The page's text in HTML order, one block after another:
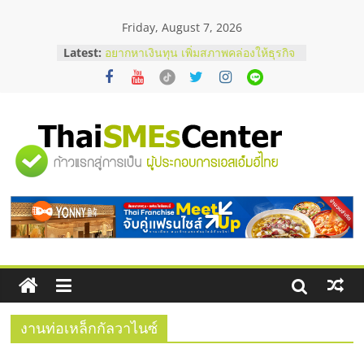
Friday, August 7, 2026
Latest:
บริษัท Cybersecurity ในไทยที่ไหนดี?
วิธีเลือกผู้ให้บริการให้คุ้มค่าและตอบ
โจทย์ธุรกิจ
อยากหาเงินทุน เพิ่มสภาพคล่องให้ธุรกิจ
บริการน้ำมัน Shell
สัมมนาลงทุน แฟรนไชส์ยอนนี่
ThaiFranchise Meet Up จับคู่แฟรน
ร้านเครื่องเสียงคุณภาพสูง พร้อม
โซลูชันระบบภาพและเสียง
"ศูนย์
รวม
ข้อมูล
ธุรกิจ
SME
งานท่อเหล็กกัลวาไนซ์